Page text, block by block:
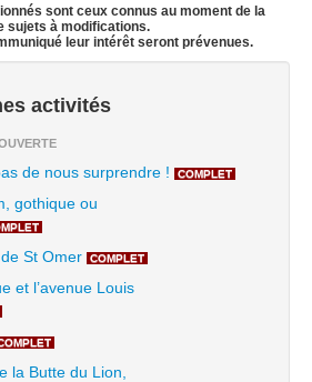
sont ceux connus au moment de la
sujets à modifications.
leur intérêt seront prévenues.
activités
de nous surprendre ! COMPLET
gothique ou
St Omer COMPLET
et l’avenue Louis
la Butte du Lion,